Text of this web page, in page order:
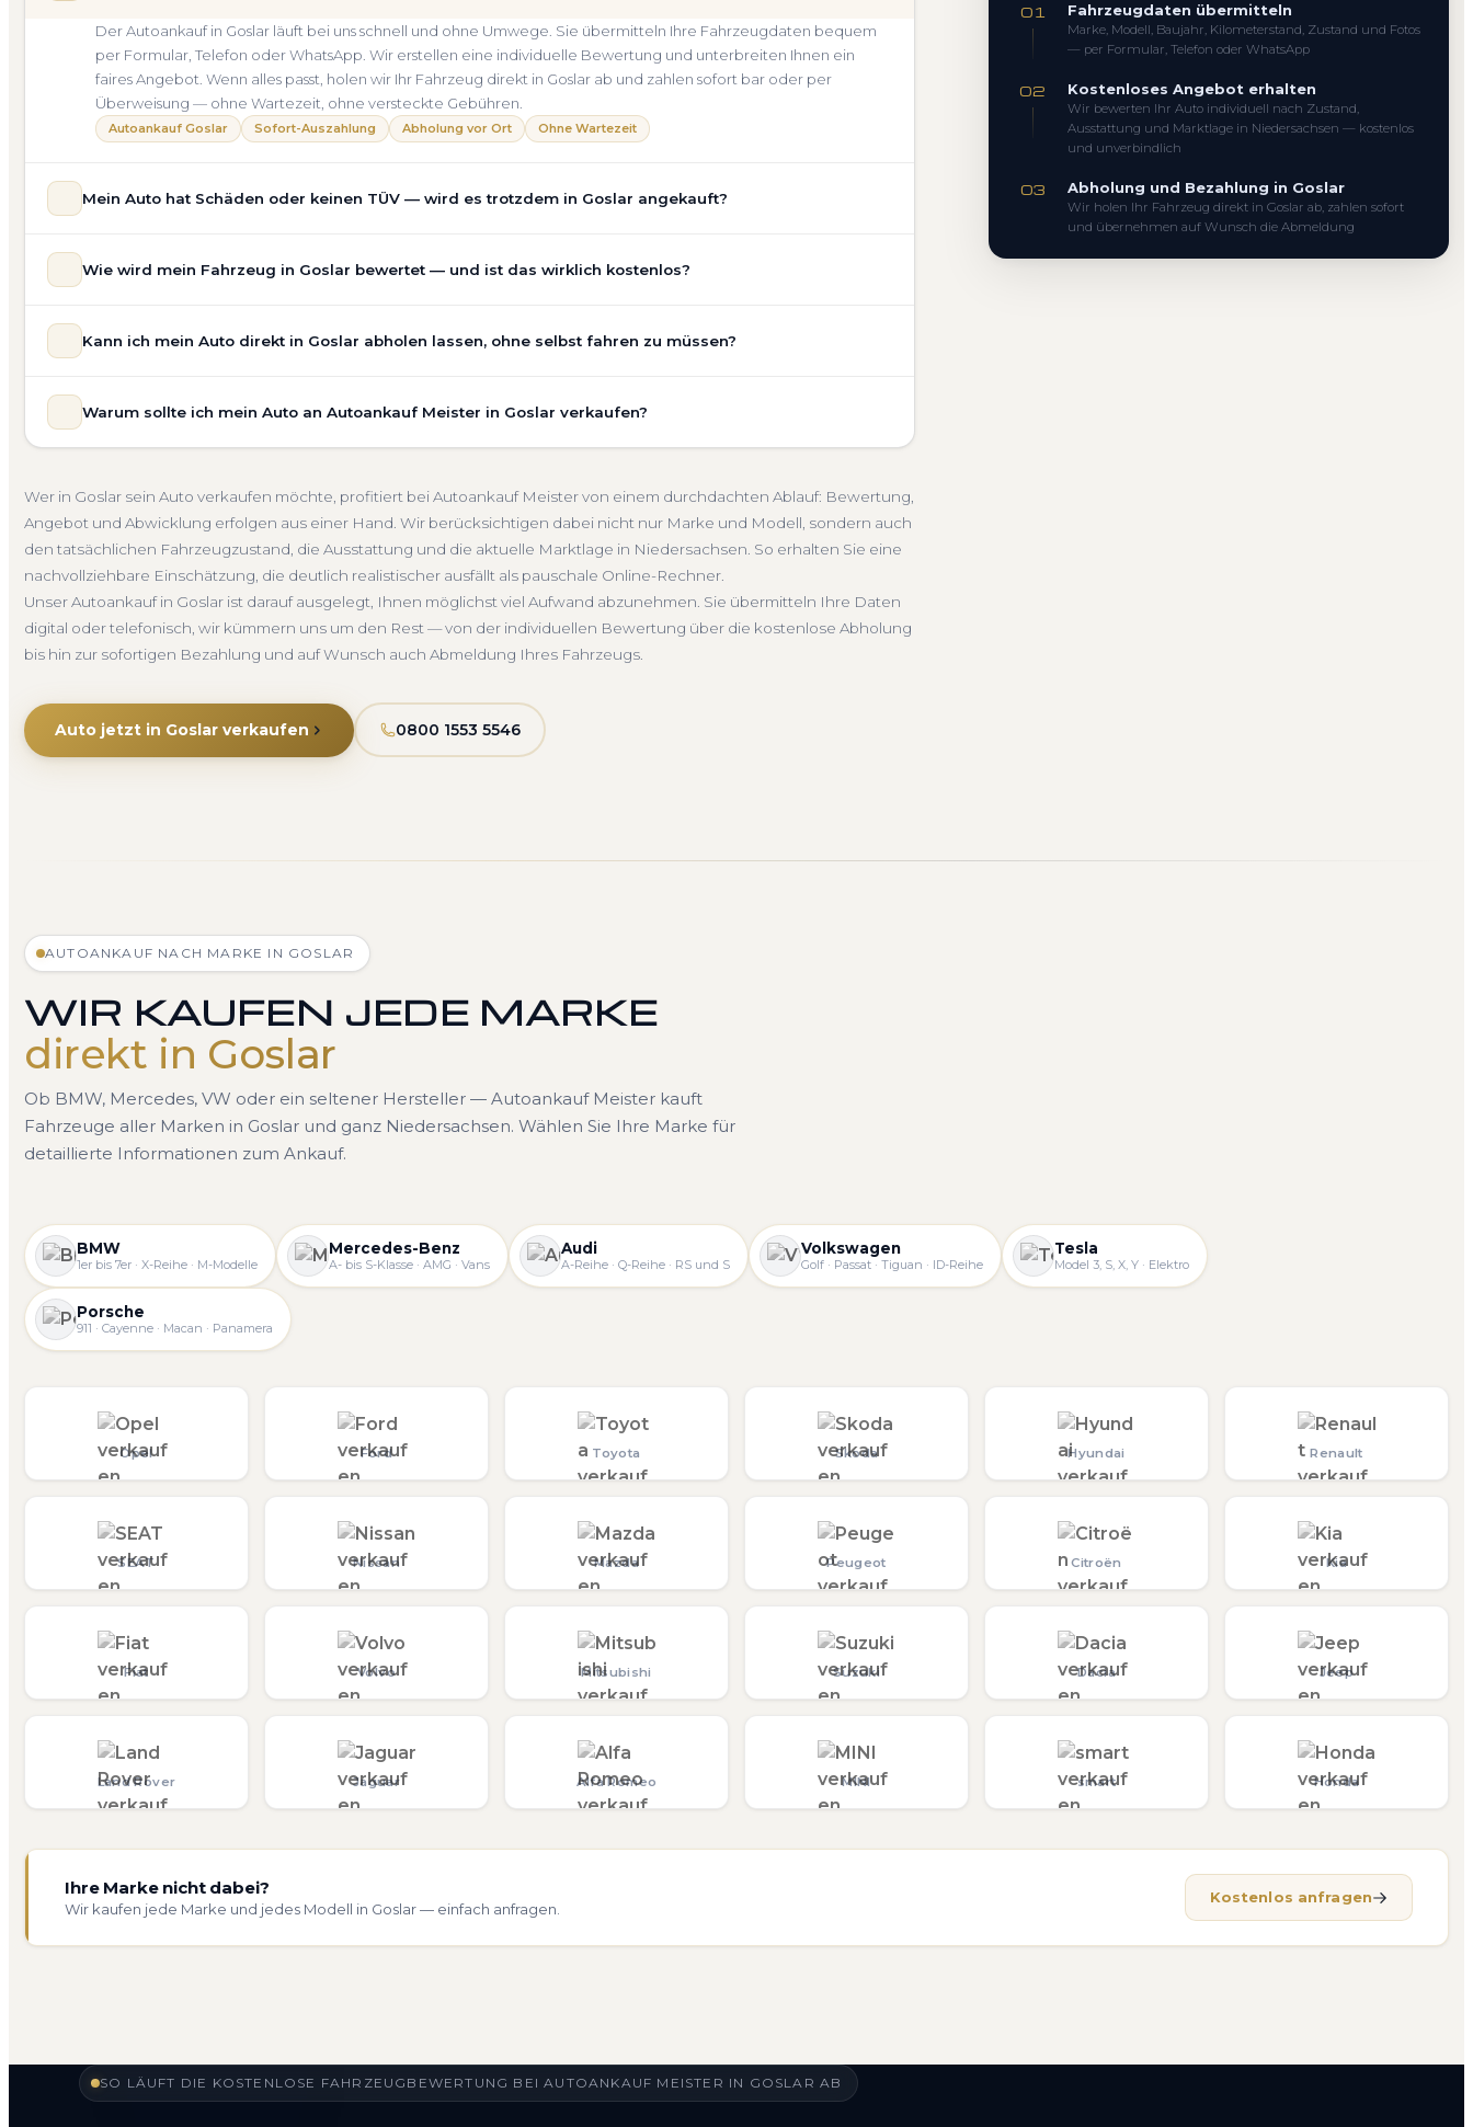
Der Autoankauf in Goslar läuft bei uns schnell und ohne Umwege. Sie übermitteln Ihre Fahrzeugdaten bequem
per Formular, Telefon oder WhatsApp. Wir erstellen eine individuelle Bewertung und unterbreiten Ihnen ein
faires Angebot. Wenn alles passt, holen wir Ihr Fahrzeug direkt in Goslar ab und zahlen sofort bar oder per
Überweisung — ohne Wartezeit, ohne versteckte Gebühren.
Autoankauf Goslar Sofort-Auszahlung Abholung vor Ort Ohne Wartezeit
Mein Auto hat Schäden oder keinen TÜV — wird es trotzdem in Goslar angekauft?
allgemeinem Reparaturbedarf direkt in Goslar an. Der Zustand Ihres Fahrzeugs fließt transparent in unsere
Unfallwagen Goslar Motorschaden Ohne TÜV Getriebeschaden Faire Bewertung
Wie wird mein Fahrzeug in Goslar bewertet — und ist das wirklich kostenlos?
Marke, Modell, Baujahr, Kilometerstand, Ausstattung, Pflegezustand und die aktuelle Marktlage. So erhalten Sie
Kostenlose Bewertung Marktwert Goslar Unverbindlich Seriöse Einschätzung
Kann ich mein Auto direkt in Goslar abholen lassen, ohne selbst fahren zu müssen?
egal ob zu Hause, am Arbeitsplatz oder an einem Treffpunkt Ihrer Wahl in Goslar und Umgebung. Auch nicht
Warum sollte ich mein Auto an Autoankauf Meister in Goslar verkaufen?
verbindliches Angebot und auf Wunsch den kompletten Service von der Abholung bis zur Abmeldung. Über
4.800 zufriedene Kunden sprechen für sich.
Seit 2010 4.800+ Ankäufe Komplettservice Niedersachsen
Wer in Goslar sein Auto verkaufen möchte, profitiert bei Autoankauf Meister von einem durchdachten Ablauf: Bewertung,
Angebot und Abwicklung erfolgen aus einer Hand. Wir berücksichtigen dabei nicht nur Marke und Modell, sondern auch
den tatsächlichen Fahrzeugzustand, die Ausstattung und die aktuelle Marktlage in Niedersachsen. So erhalten Sie eine
nachvollziehbare Einschätzung, die deutlich realistischer ausfällt als pauschale Online-Rechner.
Unser Autoankauf in Goslar ist darauf ausgelegt, Ihnen möglichst viel Aufwand abzunehmen. Sie übermitteln Ihre Daten
digital oder telefonisch, wir kümmern uns um den Rest — von der individuellen Bewertung über die kostenlose Abholung
bis hin zur sofortigen Bezahlung und auf Wunsch auch Abmeldung Ihres Fahrzeugs.
Auto jetzt in Goslar verkaufen 0800 1553 5546
01 Fahrzeugdaten übermitteln
Marke, Modell, Baujahr, Kilometerstand, Zustand und Fotos
— per Formular, Telefon oder WhatsApp
02 Kostenloses Angebot erhalten
Wir bewerten Ihr Auto individuell nach Zustand,
Ausstattung und Marktlage in Niedersachsen — kostenlos
und unverbindlich
03 Abholung und Bezahlung in Goslar
Wir holen Ihr Fahrzeug direkt in Goslar ab, zahlen sofort
und übernehmen auf Wunsch die Abmeldung
AUTOANKAUF NACH MARKE IN GOSLAR
WIR KAUFEN JEDE MARKE
direkt in Goslar
Ob BMW, Mercedes, VW oder ein seltener Hersteller — Autoankauf Meister kauft
Fahrzeuge aller Marken in Goslar und ganz Niedersachsen. Wählen Sie Ihre Marke für
detaillierte Informationen zum Ankauf.
BMW
1er bis 7er · X-Reihe · M-Modelle
Mercedes-Benz
A- bis S-Klasse · AMG · Vans
Audi
A-Reihe · Q-Reihe · RS und S
Volkswagen
Golf · Passat · Tiguan · ID-Reihe
Tesla
Model 3, S, X, Y · Elektro
Porsche
911 · Cayenne · Macan · Panamera
Opel Ford Toyota Skoda Hyundai Renault
SEAT Nissan Mazda Peugeot Citroën Kia
Fiat Volvo Mitsubishi Suzuki Dacia Jeep
Land Rover Jaguar Alfa Romeo MINI smart Honda
Ihre Marke nicht dabei?
Wir kaufen jede Marke und jedes Modell in Goslar — einfach anfragen.
Kostenlos anfragen
SO LÄUFT DIE KOSTENLOSE FAHRZEUGBEWERTUNG BEI AUTOANKAUF MEISTER IN GOSLAR AB